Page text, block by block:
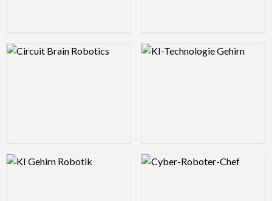
Logo Preview Image Logo Preview Image
Logo Preview Image Logo Preview Image